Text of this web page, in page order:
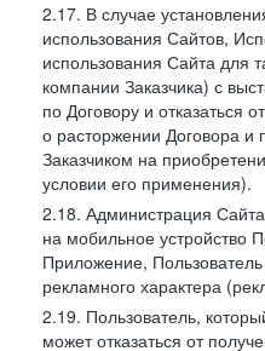
2.17. В случае
использования Сайтов,
использования Сайта для
компании Заказчика) с
по Договору и отказаться
о расторжении Договора и
Заказчиком на
условии его применения).
2.18. Администрация
на мобильное устройство
Приложение,
рекламного характера
2.19. Пользователь,
может отказаться от